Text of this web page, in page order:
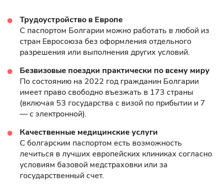
Трудоустройство в Европе
С паспортом Болгарии можно работать в любой из
стран Евросоюза без оформления отдельного
разрешения или выполнения других условий.
Безвизовые поездки практически по всему миру
По состоянию на 2022 год гражданин Болгарии
имеет право свободно въезжать в 173 страны
(включая 53 государства с визой по прибытии и 7
— с электронной).
Качественные медицинские услуги
С болгарским паспортом есть возможность
лечиться в лучших европейских клиниках согласно
условиям базовой медстраховки или за
государственный счет.